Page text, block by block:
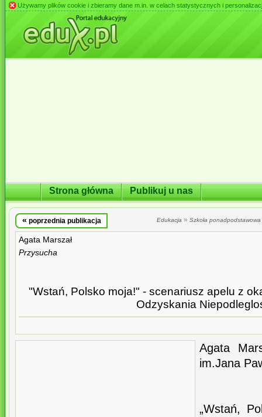
Używamy plików cookie i zbieramy dane m.in. w celach statystycznych i
Strona główna Publikuj u nas
« poprzednia publikacja Edukacja » Szkoła ponadpodstawowa
Agata Marszał
Przysucha
"Wstań, Polsko moja!" - scenariusz apelu z
Odzyskania
Agata
im.Jana
„Wstań,